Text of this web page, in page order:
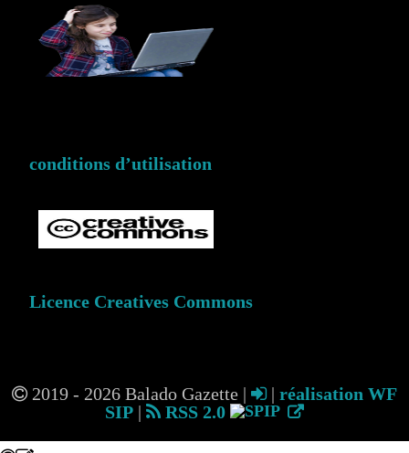
conditions d’utilisation
Licence Creatives Commons
2019 - 2026 Balado Gazette | | réalisation WF
SIP | RSS 2.0